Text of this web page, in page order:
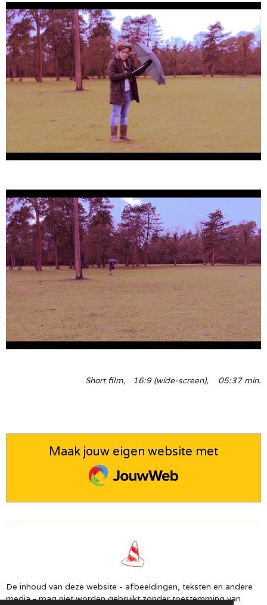
Short film, 16:9 (wide-screen), 05:37 min.
Maak jouw eigen website met
JouwWeb
De inhoud van deze website - afbeeldingen, teksten en andere
media - mag niet worden gebruikt zonder toestemming van